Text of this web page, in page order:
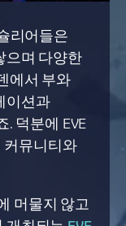
리어들은
으며 다양한
에서 부와
이션과
. 덕분에 EVE
커뮤니티와
머물지 않고